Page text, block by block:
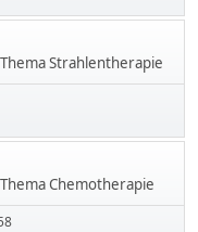
Strahlentherapie
Chemotherapie